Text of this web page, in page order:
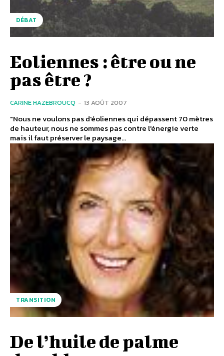
DÉBAT
Eoliennes : être ou ne
pas être ?
CARINE HAZEBROUCQ - 13 AOÛT 2007
"Nous ne voulons pas d'éoliennes qui dépassent 70 mètres
de hauteur, nous ne sommes pas contre l'énergie verte
mais il faut préserver le paysage...
TRANSITION
De l’huile de palme